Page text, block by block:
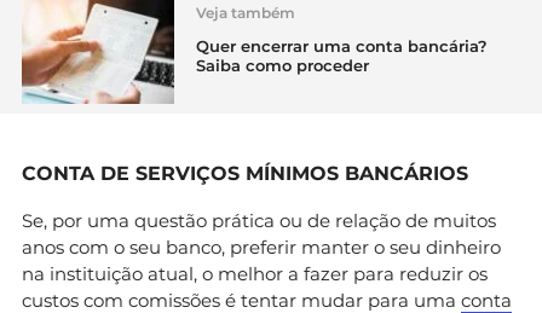
Veja também
Quer encerrar uma conta bancária?
Saiba como proceder
CONTA DE SERVIÇOS MÍNIMOS BANCÁRIOS
Se, por uma questão prática ou de relação de muitos
anos com o seu banco, preferir manter o seu dinheiro
na instituição atual, o melhor a fazer para reduzir os
custos com comissões é tentar mudar para uma conta